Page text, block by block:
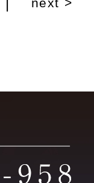
| next >